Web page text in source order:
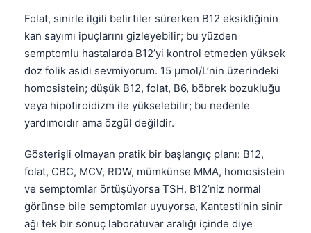
Folat, sinirle ilgili belirtiler sürerken B12 eksikliğinin
kan sayımı ipuçlarını gizleyebilir; bu yüzden
semptomlu hastalarda B12’yi kontrol etmeden yüksek
doz folik asidi sevmiyorum. 15 µmol/L’nin üzerindeki
homosistein; düşük B12, folat, B6, böbrek bozukluğu
veya hipotiroidizm ile yükselebilir; bu nedenle
yardımcıdır ama özgül değildir.
Gösterişli olmayan pratik bir başlangıç planı: B12,
folat, CBC, MCV, RDW, mümkünse MMA, homosistein
ve semptomlar örtüşüyorsa TSH. B12’niz normal
görünse bile semptomlar uyuyorsa, Kantesti’nin sinir
ağı tek bir sonuç laboratuvar aralığı içinde diye